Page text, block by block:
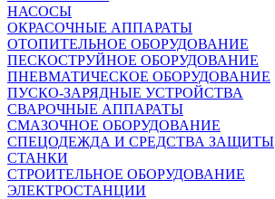
НАСОСЫ
ОКРАСОЧНЫЕ АППАРАТЫ
ОТОПИТЕЛЬНОЕ ОБОРУДОВАНИЕ
ПЕСКОСТРУЙНОЕ ОБОРУДОВАНИЕ
ПНЕВМАТИЧЕСКОЕ ОБОРУДОВАНИЕ
ПУСКО-ЗАРЯДНЫЕ УСТРОЙСТВА
СВАРОЧНЫЕ АППАРАТЫ
СМАЗОЧНОЕ ОБОРУДОВАНИЕ
СПЕЦОДЕЖДА И СРЕДСТВА ЗАЩИТЫ
СТАНКИ
СТРОИТЕЛЬНОЕ ОБОРУДОВАНИЕ
ЭЛЕКТРОСТАНЦИИ